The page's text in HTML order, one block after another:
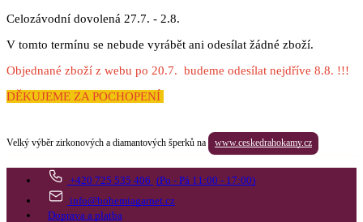
Celozávodní dovolená 27.7. - 2.8.
V tomto termínu se nebude vyrábět ani odesílat žádné zboží.
Objednané zboží z webu po 20.7. budeme odesílat nejdříve 8.8. !!!
DĚKUJEME ZA POCHOPENÍ
Velký výběr zirkonových a diamantových šperků na www.ceskedrahokamy.cz
+420 725 535 406 (Po - Pá 11:00 - 17:00)
info@bohemiagarnet.cz
Doprava a platba